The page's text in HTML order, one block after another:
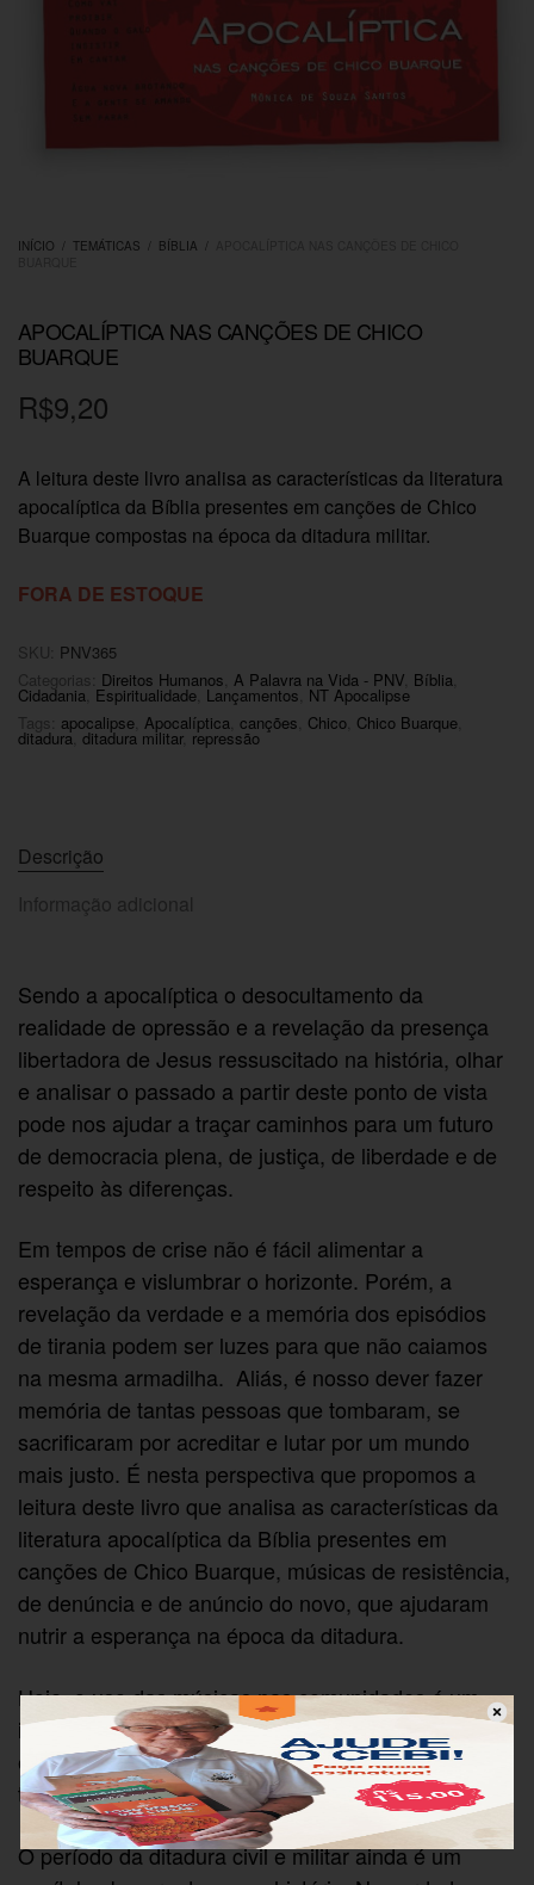
INÍCIO TEMÁTICAS BÍBLIA
APOCALÍPTICA NAS CANÇÕES DE CHICO
BUARQUE
R$9,20
A leitura deste livro analisa as características da literatura
apocalíptica da Bíblia presentes em canções de Chico
Buarque compostas na época da ditadura militar.
FORA DE ESTOQUE
SKU: PNV365
Categorias: Direitos Humanos A Palavra na Vida - PNV Bíblia
Cidadania Espiritualidade Lançamentos NT Apocalipse
Tags: apocalipse Apocalíptica canções Chico Chico Buarque
ditadura ditadura militar, repressão
Descrição
Informação adicional
Sendo a apocalíptica o desocultamento da
realidade de opressão e a revelação da presença
libertadora de Jesus ressuscitado na história, olhar
e analisar o passado a partir deste ponto de vista
pode nos ajudar a traçar caminhos para um futuro
de democracia plena, de justiça, de liberdade e de
respeito às diferenças.
Em tempos de crise não é fácil alimentar a
esperança e vislumbrar o horizonte. Porém, a
revelação da verdade e a memória dos episódios
de tirania podem ser luzes para que não caiamos
na mesma armadilha. Aliás, é nosso dever fazer
memória de tantas pessoas que tombaram, se
sacrificaram por acreditar e lutar por um mundo
mais justo. É nesta perspectiva que propomos a
leitura deste livro que analisa as características da
literatura apocalíptica da Bíblia presentes em
canções de Chico Buarque, músicas de resistência,
de denúncia e de anúncio do novo, que ajudaram
nutrir a esperança na época da ditadura.
Hoje, o uso das músicas nas comunidades é um
instrumento eficaz não só para facilitar o
entendimento da apocalíptica bíblica. É eficaz
também no conhecimento de nossa própria história.
O período da ditadura civil e militar ainda é um